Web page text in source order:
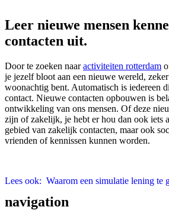
Leer nieuwe mensen
contacten uit.
Door te zoeken naaractiviteiten rotterdam
je jezelf bloot aan een nieuwe wereld,
woonachtig bent. Automatisch is iedereen
contact. Nieuwe contacten opbouwen is
ontwikkeling van ons mensen. Of deze
zijn of zakelijk, je hebt er hou dan ook iets
gebied van zakelijk contacten, maar ook
vrienden of kennissen kunnen worden.
Lees ook: Waarom een simulatie lening te
navigation